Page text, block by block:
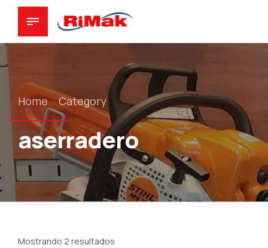
Home Category
aserradero
Mostrando 2 resultados